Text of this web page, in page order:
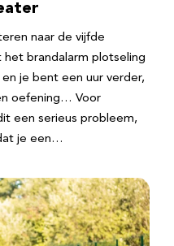
naar de vijfde
brandalarm plotseling
je bent een uur verder,
oefening… Voor
een serieus probleem,
je een…